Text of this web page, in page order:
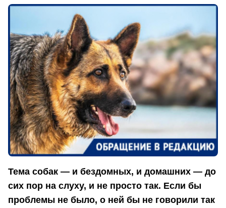
Тема собак — и бездомных, и домашних — до
сих пор на слуху, и не просто так. Если бы
проблемы не было, о ней бы не говорили так